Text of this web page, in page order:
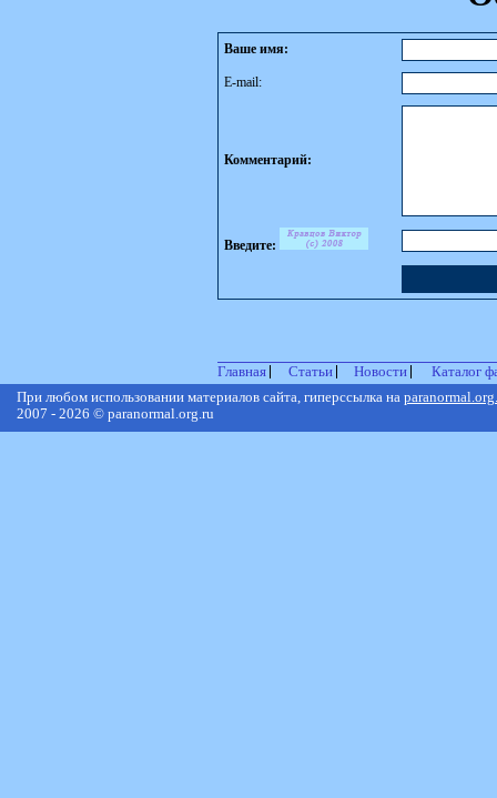
Ваше имя:
E-mail:
Комментарий:
Введите:
Главная Статьи Новости
Каталог
При любом использовании материалов сайта, гиперссылка на
2007 - 2026 © paranormal.org.ru